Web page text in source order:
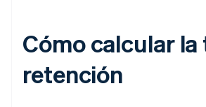
Cómo calcular la
retención